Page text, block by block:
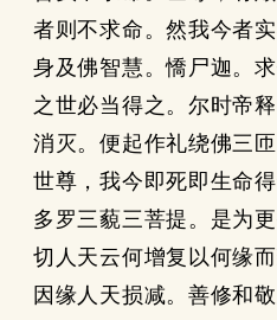
者则不求命。然我今者
身及佛智慧。憍尸迦。
之世必当得之。尔时帝
消灭。便起作礼绕佛三
世尊，我今即死即生命
多罗三藐三菩提。是为
切人天云何增复以何缘
因缘人天损减。善修和